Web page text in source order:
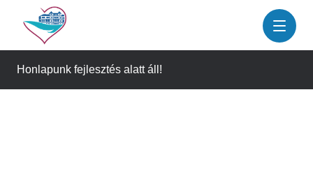
tartalomra
Honlapunk fejlesztés alatt áll!